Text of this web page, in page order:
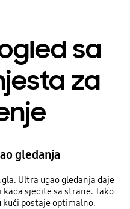
sa
za
gledanja
Ultra ugao gledanja daje
sjedite sa strane. Tako
kući postaje optimalno.